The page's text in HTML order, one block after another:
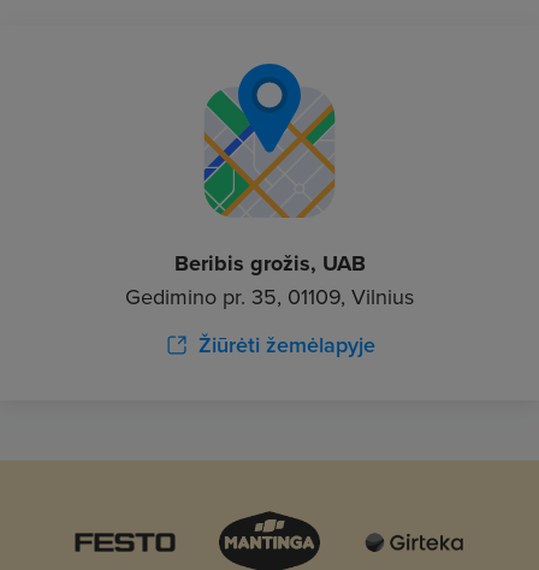
Beribis grožis, UAB
Gedimino pr. 35, 01109, Vilnius
Žiūrėti žemėlapyje